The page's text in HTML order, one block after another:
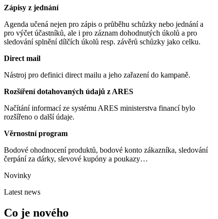
Zápisy z jednání
Agenda učená nejen pro zápis o průběhu schůzky nebo jednání a
pro výčet účastníků, ale i pro záznam dohodnutých úkolů a pro
sledování splnění dílčích úkolů resp. závěrů schůzky jako celku.
Direct mail
Nástroj pro definici direct mailu a jeho zařazení do kampaně.
Rozšíření dotahovaných údajů z ARES
Načítání informací ze systému ARES ministerstva financí bylo
rozšířeno o další údaje.
Věrnostní program
Bodové ohodnocení produktů, bodové konto zákazníka, sledování
čerpání za dárky, slevové kupóny a poukazy…
Novinky
Latest news
Co je nového